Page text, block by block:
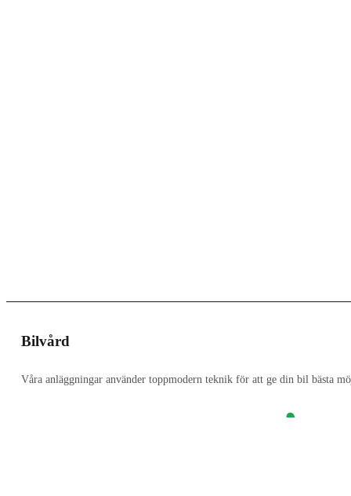
Bilvård
Våra anläggningar använder toppmodern teknik för att ge din bil bästa